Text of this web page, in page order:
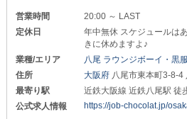
営業時間
20:00 ～ LAST
定休日
年中無休 スケジュールは
きに休めますよ♪
業種/エリア
八尾 ラウンジボーイ・黒
住所
大阪府 八尾市東本町3-8-4
最寄り駅
近鉄大阪線 近鉄八尾駅 徒
公式求人情報
https://job-chocolat.jp/